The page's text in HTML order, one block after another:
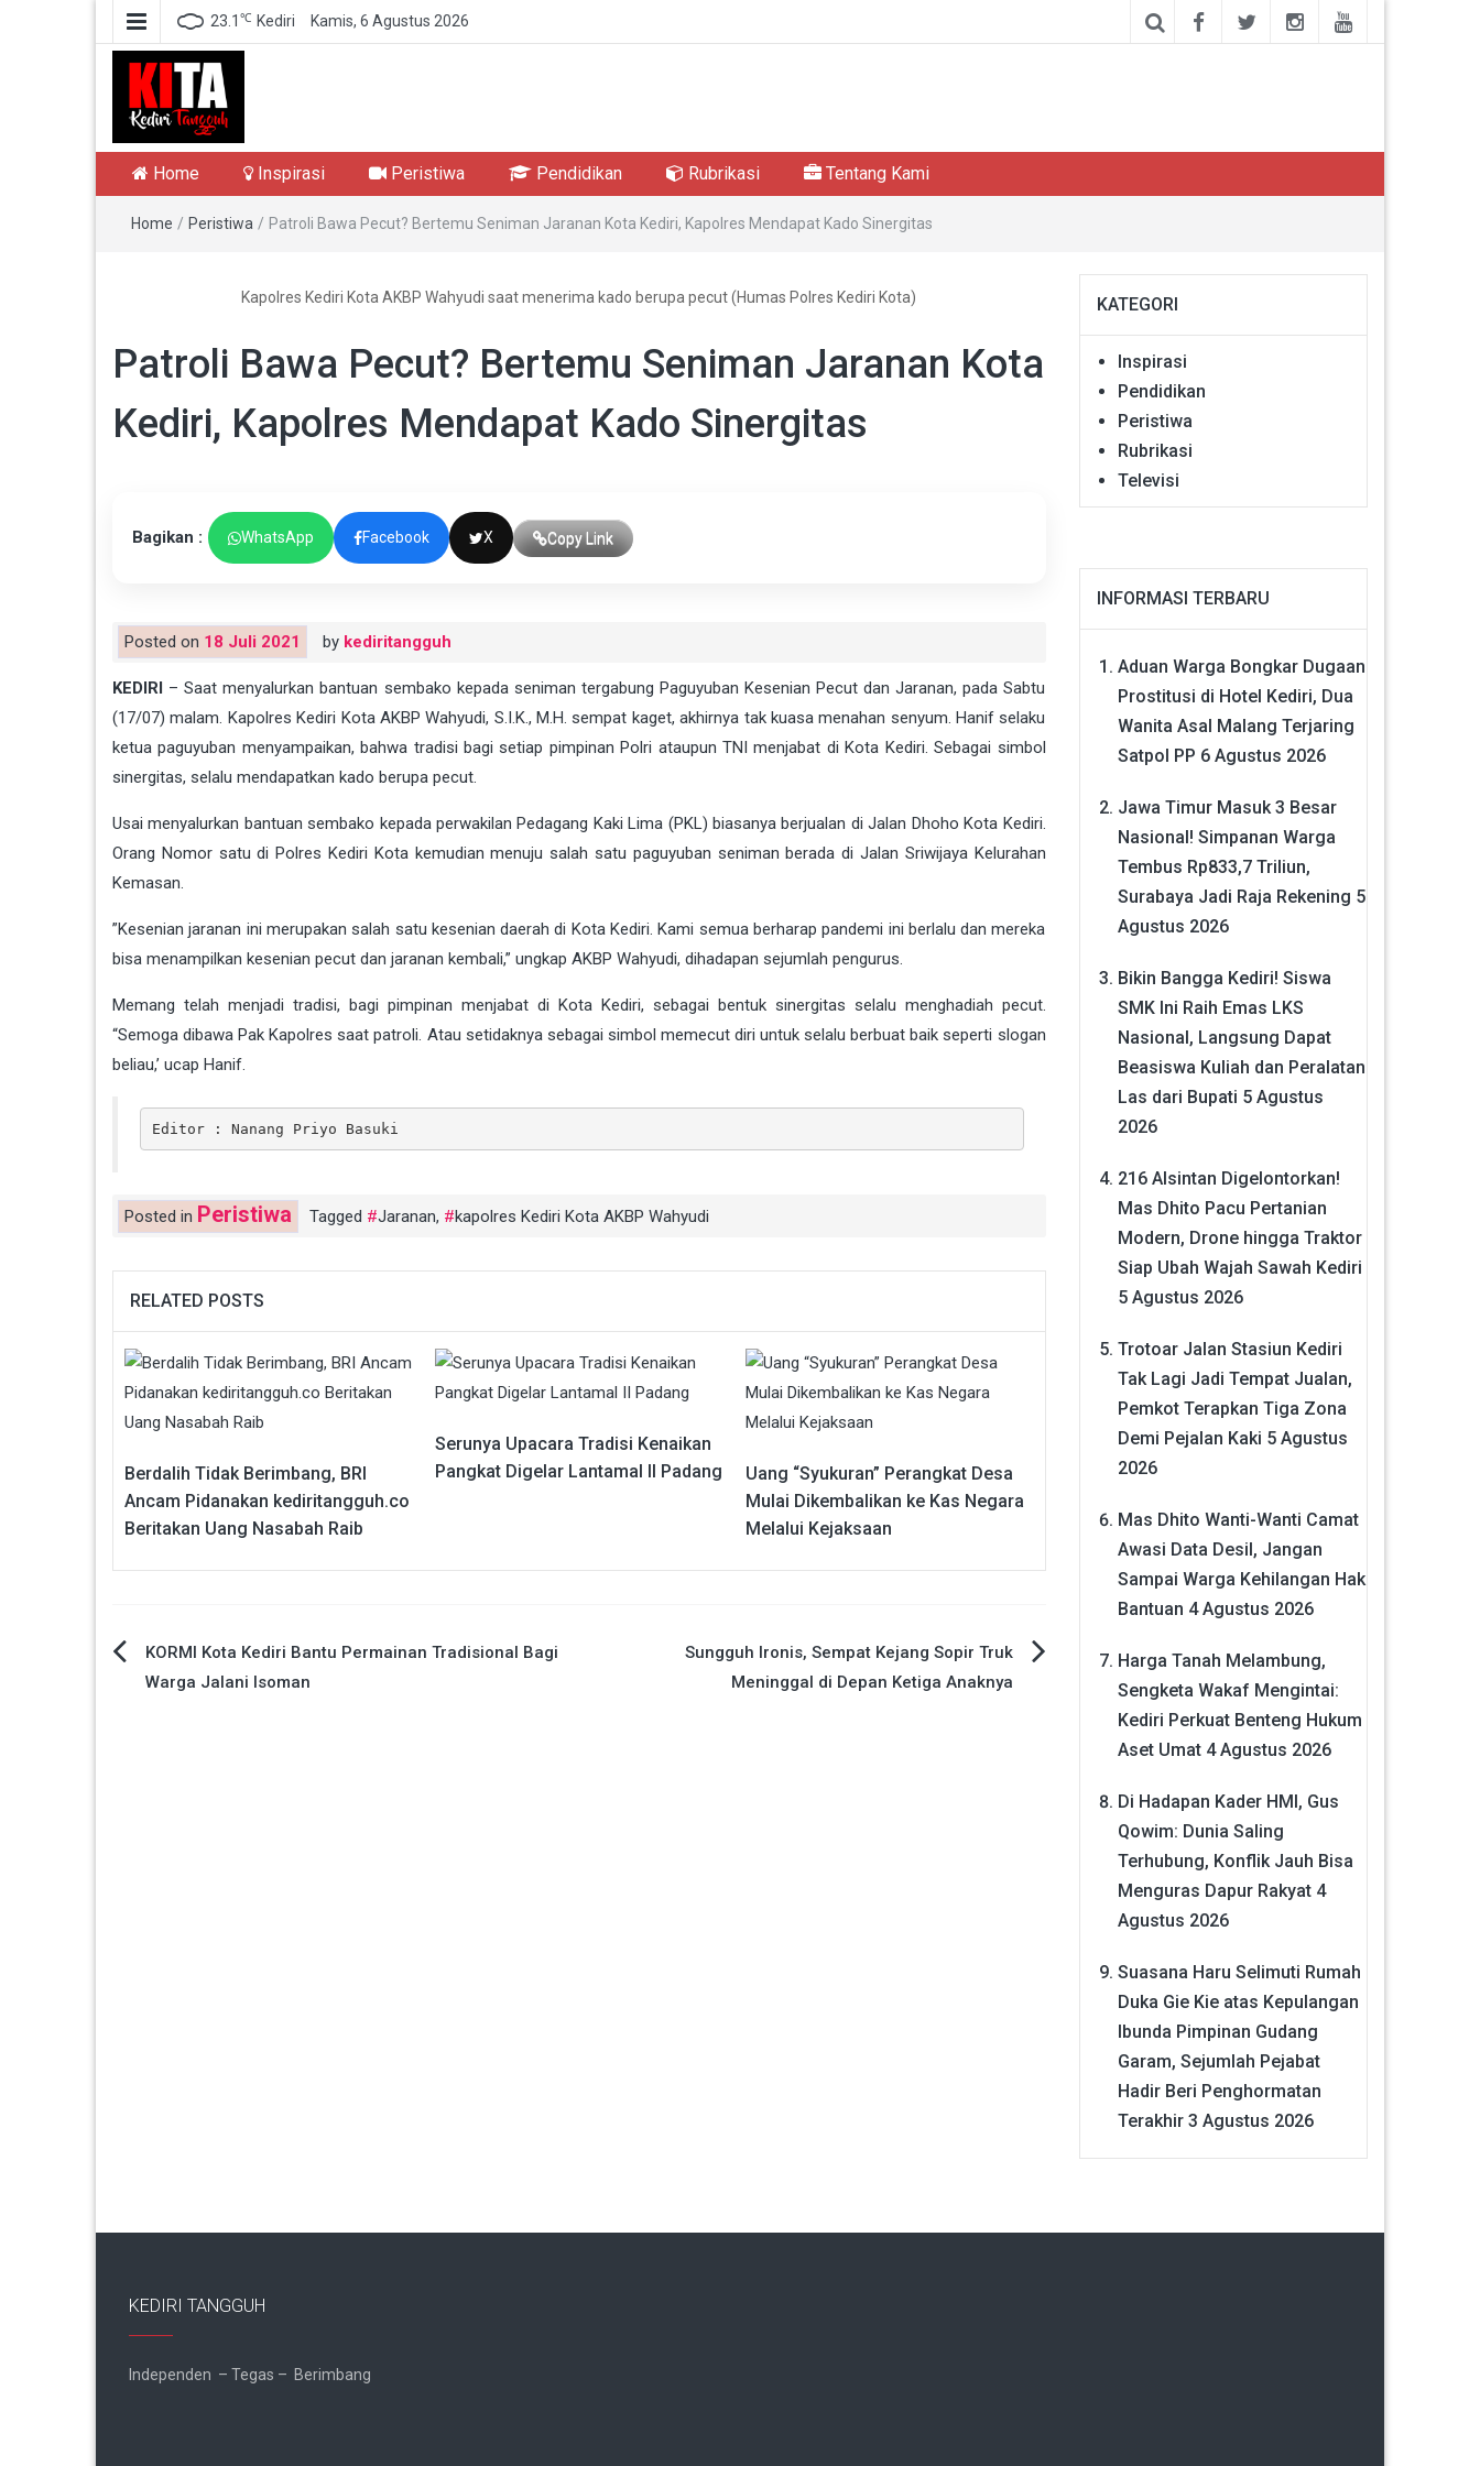
23.1 ℃ Kediri Kamis, 6 Agustus 2026
Kediri Tangguh
Home Inspirasi Peristiwa Pendidikan Rubrikasi Tentang Kami
Home / Peristiwa / Patroli Bawa Pecut? Bertemu Seniman Jaranan Kota Kediri, Kapolres Mendapat Kado Sinergitas
Kapolres Kediri Kota AKBP Wahyudi saat menerima kado berupa pecut (Humas Polres Kediri Kota)
Patroli Bawa Pecut? Bertemu Seniman Jaranan Kota
Kediri, Kapolres Mendapat Kado Sinergitas
Bagikan : WhatsApp Facebook X Copy Link
Posted on 18 Juli 2021 by kediritangguh
KEDIRI – Saat menyalurkan bantuan sembako kepada seniman tergabung Paguyuban Kesenian Pecut dan Jaranan, pada Sabtu
(17/07) malam. Kapolres Kediri Kota AKBP Wahyudi, S.I.K., M.H. sempat kaget, akhirnya tak kuasa menahan senyum. Hanif selaku
ketua paguyuban menyampaikan, bahwa tradisi bagi setiap pimpinan Polri ataupun TNI menjabat di Kota Kediri. Sebagai simbol
sinergitas, selalu mendapatkan kado berupa pecut.
Usai menyalurkan bantuan sembako kepada perwakilan Pedagang Kaki Lima (PKL) biasanya berjualan di Jalan Dhoho Kota Kediri.
Orang Nomor satu di Polres Kediri Kota kemudian menuju salah satu paguyuban seniman berada di Jalan Sriwijaya Kelurahan
Kemasan.
”Kesenian jaranan ini merupakan salah satu kesenian daerah di Kota Kediri. Kami semua berharap pandemi ini berlalu dan mereka
bisa menampilkan kesenian pecut dan jaranan kembali,” ungkap AKBP Wahyudi, dihadapan sejumlah pengurus.
Memang telah menjadi tradisi, bagi pimpinan menjabat di Kota Kediri, sebagai bentuk sinergitas selalu menghadiah pecut.
“Semoga dibawa Pak Kapolres saat patroli. Atau setidaknya sebagai simbol memecut diri untuk selalu berbuat baik seperti slogan
beliau,’ ucap Hanif.
Editor : Nanang Priyo Basuki
Posted in Peristiwa Tagged Jaranan, kapolres Kediri Kota AKBP Wahyudi
RELATED POSTS
Berdalih Tidak Berimbang, BRI
Ancam Pidanakan kediritangguh.co
Beritakan Uang Nasabah Raib
Serunya Upacara Tradisi Kenaikan
Pangkat Digelar Lantamal II Padang
Uang “Syukuran” Perangkat Desa
Mulai Dikembalikan ke Kas Negara
Melalui Kejaksaan
Navigasi
KORMI Kota Kediri Bantu Permainan Tradisional Bagi
Warga Jalani Isoman
Sungguh Ironis, Sempat Kejang Sopir Truk
Meninggal di Depan Ketiga Anaknya
KATEGORI
Inspirasi
Pendidikan
Peristiwa
Rubrikasi
Televisi
INFORMASI TERBARU
Aduan Warga Bongkar Dugaan
Prostitusi di Hotel Kediri, Dua
Wanita Asal Malang Terjaring
Satpol PP 6 Agustus 2026
Jawa Timur Masuk 3 Besar
Nasional! Simpanan Warga
Tembus Rp833,7 Triliun,
Surabaya Jadi Raja Rekening 5
Agustus 2026
Bikin Bangga Kediri! Siswa
SMK Ini Raih Emas LKS
Nasional, Langsung Dapat
Beasiswa Kuliah dan Peralatan
Las dari Bupati 5 Agustus
2026
216 Alsintan Digelontorkan!
Mas Dhito Pacu Pertanian
Modern, Drone hingga Traktor
Siap Ubah Wajah Sawah Kediri
5 Agustus 2026
Trotoar Jalan Stasiun Kediri
Tak Lagi Jadi Tempat Jualan,
Pemkot Terapkan Tiga Zona
Demi Pejalan Kaki 5 Agustus
2026
Mas Dhito Wanti-Wanti Camat
Awasi Data Desil, Jangan
Sampai Warga Kehilangan Hak
Bantuan 4 Agustus 2026
Harga Tanah Melambung,
Sengketa Wakaf Mengintai:
Kediri Perkuat Benteng Hukum
Aset Umat 4 Agustus 2026
Di Hadapan Kader HMI, Gus
Qowim: Dunia Saling
Terhubung, Konflik Jauh Bisa
Menguras Dapur Rakyat 4
Agustus 2026
Suasana Haru Selimuti Rumah
Duka Gie Kie atas Kepulangan
Ibunda Pimpinan Gudang
Garam, Sejumlah Pejabat
Hadir Beri Penghormatan
Terakhir 3 Agustus 2026
KEDIRI TANGGUH
Independen – Tegas – Berimbang